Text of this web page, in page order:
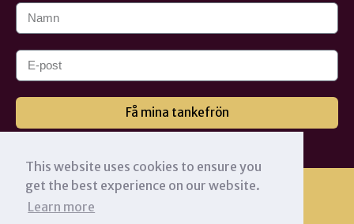
This website uses cookies to ensure you
get the best experience on our website.
Learn more
Få mina tankefrön